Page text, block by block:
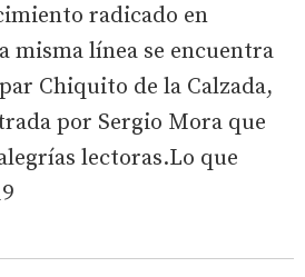
radicado en
misma línea se encuentra
Chiquito de la Calzada,
por Sergio Mora que
lectoras.Lo que